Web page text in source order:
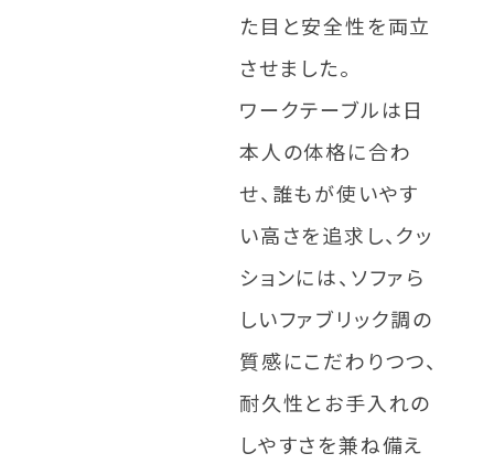
た目と安全性を両立
させました。
ワークテーブルは日
本人の体格に合わ
せ、誰もが使いやす
い高さを追求し、クッ
ションには、ソファら
しいファブリック調の
質感にこだわりつつ、
耐久性とお手入れの
しやすさを兼ね備え